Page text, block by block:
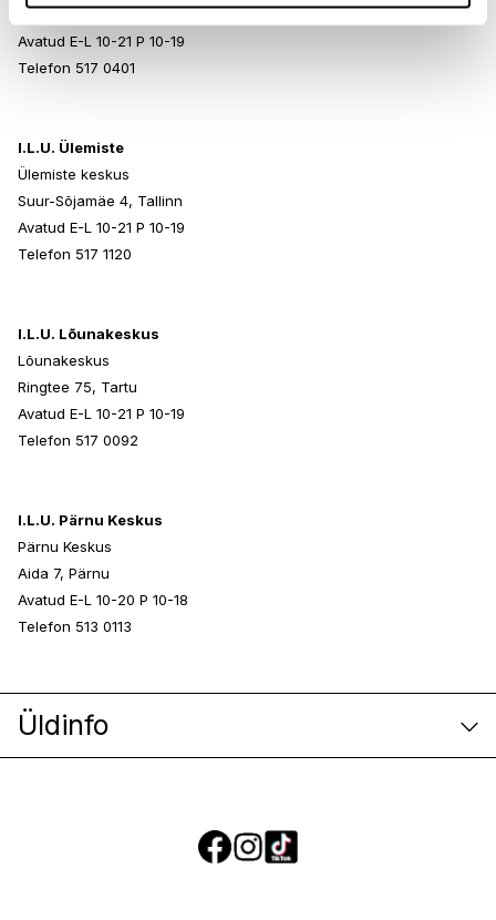
Paldiski mnt 102, Tallinn
Avatud E-L 10-21 P 10-19
Telefon 517 0401
I.L.U. Ülemiste
Ülemiste keskus
Suur-Sõjamäe 4, Tallinn
Avatud E-L 10-21 P 10-19
Telefon 517 1120
I.L.U. Lõunakeskus
Lõunakeskus
Ringtee 75, Tartu
Avatud E-L 10-21 P 10-19
Telefon 517 0092
I.L.U. Pärnu Keskus
Pärnu Keskus
Aida 7, Pärnu
Avatud E-L 10-20 P 10-18
Telefon 513 0113
Üldinfo